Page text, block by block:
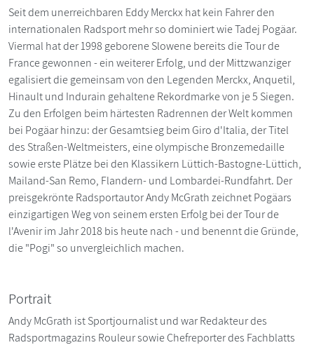
Seit dem unerreichbaren Eddy Merckx hat kein Fahrer den
internationalen Radsport mehr so dominiert wie Tadej Pogäar.
Viermal hat der 1998 geborene Slowene bereits die Tour de
France gewonnen - ein weiterer Erfolg, und der Mittzwanziger
egalisiert die gemeinsam von den Legenden Merckx, Anquetil,
Hinault und Indurain gehaltene Rekordmarke von je 5 Siegen.
Zu den Erfolgen beim härtesten Radrennen der Welt kommen
bei Pogäar hinzu: der Gesamtsieg beim Giro d'Italia, der Titel
des Straßen-Weltmeisters, eine olympische Bronzemedaille
sowie erste Plätze bei den Klassikern Lüttich-Bastogne-Lüttich,
Mailand-San Remo, Flandern- und Lombardei-Rundfahrt. Der
preisgekrönte Radsportautor Andy McGrath zeichnet Pogäars
einzigartigen Weg von seinem ersten Erfolg bei der Tour de
l'Avenir im Jahr 2018 bis heute nach - und benennt die Gründe,
die "Pogi" so unvergleichlich machen.
Portrait
Andy McGrath ist Sportjournalist und war Redakteur des
Radsportmagazins Rouleur sowie Chefreporter des Fachblatts